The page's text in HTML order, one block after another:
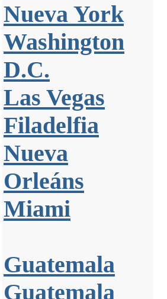
Nueva York
Washington
D.C.
Las Vegas
Filadelfia
Nueva
Orleáns
Miami
Guatemala
Guatemala